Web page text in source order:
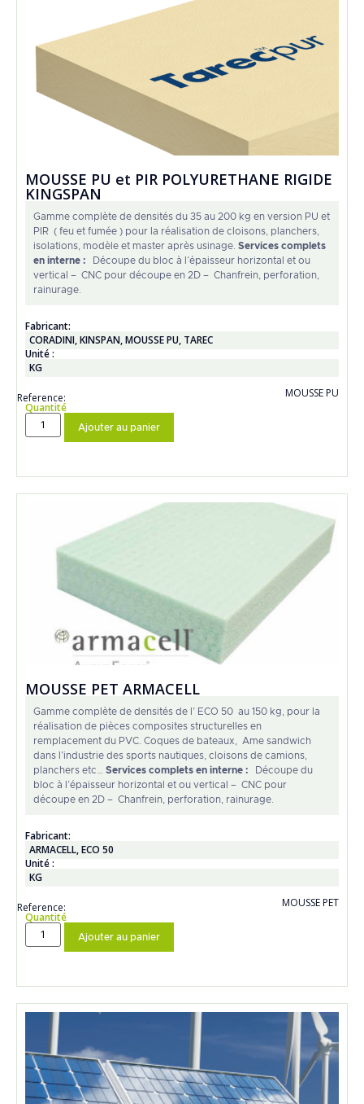
MOUSSE PU et PIR POLYURETHANE RIGIDE
KINGSPAN
Gamme complète de densités du 35 au 200 kg en version PU et
PIR ( feu et fumée ) pour la réalisation de cloisons, planchers,
isolations, modèle et master après usinage. Services complets
en interne : Découpe du bloc à l’épaisseur horizontal et ou
vertical – CNC pour découpe en 2D – Chanfrein, perforation,
rainurage.
Fabricant:
CORADINI,KINSPAN,MOUSSE PU, TAREC
Unité :
KG
Reference:
MOUSSE PU
Quantité
Ajouter au panier
MOUSSE PET ARMACELL
Gamme complète de densités de l’ ECO 50 au 150 kg, pour la
réalisation de pièces composites structurelles en
remplacement du PVC. Coques de bateaux, Ame sandwich
dans l’industrie des sports nautiques, cloisons de camions,
planchers etc… Services complets en interne : Découpe du
bloc à l’épaisseur horizontal et ou vertical – CNC pour
découpe en 2D – Chanfrein, perforation, rainurage.
Fabricant:
ARMACELL,ECO 50
Unité :
KG
Reference:
MOUSSE PET
Quantité
Ajouter au panier